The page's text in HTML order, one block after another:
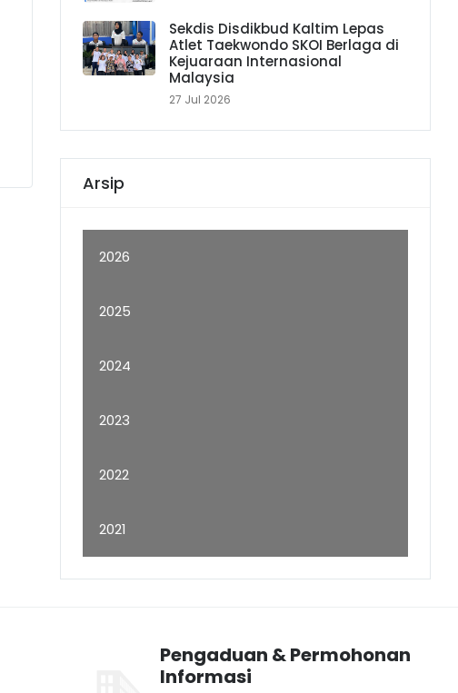
Sekdis Disdikbud Kaltim Lepas
Atlet Taekwondo SKOI Berlaga di
Kejuaraan Internasional
Malaysia
27 Jul 2026
Arsip
2026
2025
2024
2023
2022
2021
Pengaduan & Permohonan
Informasi